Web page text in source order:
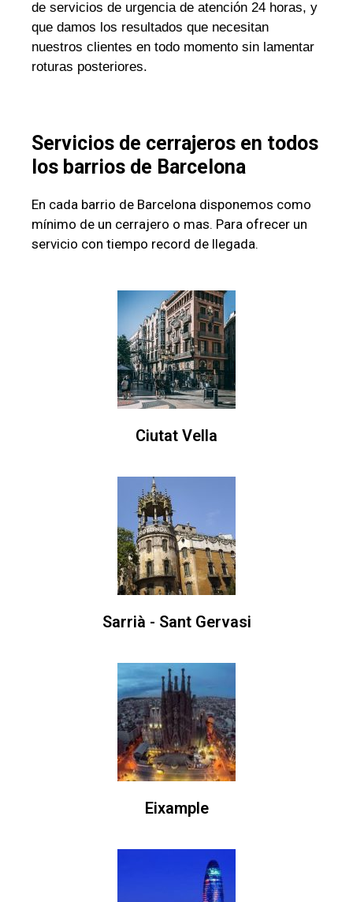
de servicios de urgencia de atención 24 horas, y
que damos los resultados que necesitan
nuestros clientes en todo momento sin lamentar
roturas posteriores.
Servicios de cerrajeros en todos
los barrios de Barcelona
En cada barrio de Barcelona disponemos como
mínimo de un cerrajero o mas. Para ofrecer un
servicio con tiempo record de llegada.
Ciutat Vella
Sarrià - Sant Gervasi
Eixample